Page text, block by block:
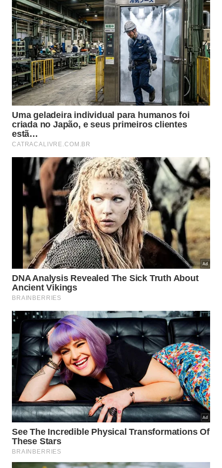
Quando tentamos resolver pendências complexas
de uma vez colhemos cansaço e frustração. A
filosofia oriental ensina que o foco na execução de
tarefas menores fortalece a retenção cognitiva.
Valorizar cada pequena vitória diária sedimenta o
caminho para o verdadeiro sucessoacadêmico e
profissional.
Kit de Organização
Confuciano
Princípios da Constância
Aplique estas regras simples para
transformar seus hábitos cotidianos:
1
diárias menores;
2
Execução focada sem interrupções ou
distractions externas;
3
Celebração das pequenas vitórias
acumuladas na rotina.
Por que focar no básico evita a
paralisia mental?
Olhar para o topo da montanha costuma intimidar